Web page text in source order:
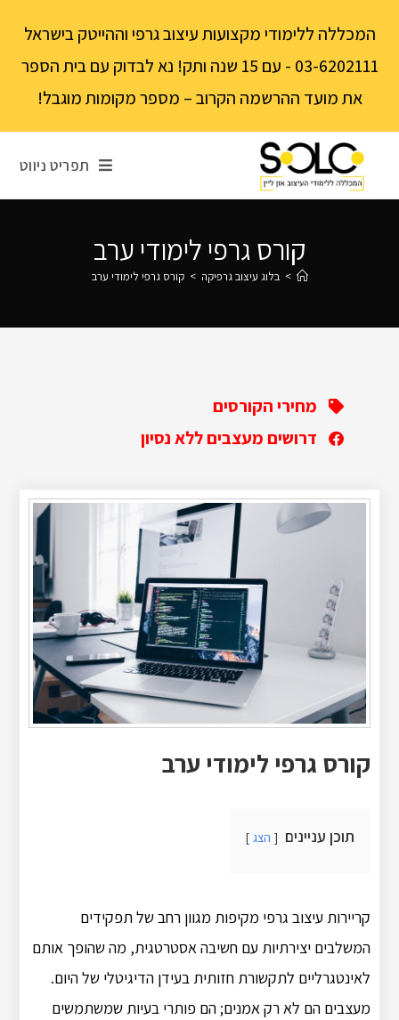
המכללה ללימודי מקצועות עיצוב גרפי וההייטק בישראל
03-6202111 - עם 15 שנה ותק! נא לבדוק עם בית הספר
את מועד ההרשמה הקרוב – מספר מקומות מוגבל!
תפריט ניווט
קורס גרפי לימודי ערב
> בלוג עיצוב גרפיקה > קורס גרפי לימודי ערב
מחירי הקורסים
דרושים מעצבים ללא נסיון
קורס גרפי לימודי ערב
תוכן עניינים הצג
קריירות עיצוב גרפי מקיפות מגוון רחב של תפקידים
המשלבים יצירתיות עם חשיבה אסטרטגית, מה שהופך אותם
לאינטגרליים לתקשורת חזותית בעידן הדיגיטלי של היום.
מעצבים הם לא רק אמנים; הם פותרי בעיות שמשתמשים